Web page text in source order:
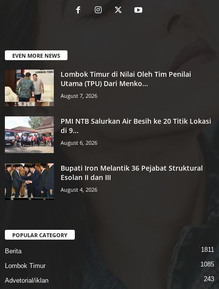
EVEN MORE NEWS
Lombok Timur di Nilai Oleh Tim Penilai
Utama (TPU) Dari Menko...
August 7, 2026
PMI NTB Salurkan Air Besih ke 20 Titik Lokasi
di 9...
August 6, 2026
Bupati Iron Melantik 36 Pejabat Struktural
Esolan II dan III
August 4, 2026
POPULAR CATEGORY
Berita 1811
Lombok Timur 1085
Advetorial/iklan 243